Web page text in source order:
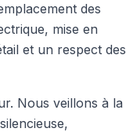
des
mise en
et un respect des
Nous veillons à la